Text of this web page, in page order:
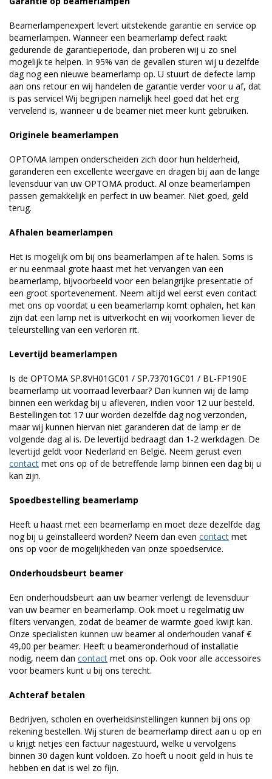
Beamerlampenexpert levert uitstekende garantie en service op
beamerlampen. Wanneer een beamerlamp defect raakt
gedurende de garantieperiode, dan proberen wij u zo snel
mogelijk te helpen. In 95% van de gevallen sturen wij u dezelfde
dag nog een nieuwe beamerlamp op. U stuurt de defecte lamp
aan ons retour en wij handelen de garantie verder voor u af, dat
is pas service! Wij begrijpen namelijk heel goed dat het erg
vervelend is, wanneer u de beamer niet meer kunt gebruiken.
Originele beamerlampen
OPTOMA lampen onderscheiden zich door hun helderheid,
garanderen een excellente weergave en dragen bij aan de lange
levensduur van uw OPTOMA product. Al onze beamerlampen
passen gemakkelijk en perfect in uw beamer. Niet goed, geld
terug.
Afhalen beamerlampen
Het is mogelijk om bij ons beamerlampen af te halen. Soms is
er nu eenmaal grote haast met het vervangen van een
beamerlamp, bijvoorbeeld voor een belangrijke presentatie of
een groot sportevenement. Neem altijd wel eerst even contact
met ons op voordat u een beamerlamp komt ophalen, het kan
zijn dat een lamp net is uitverkocht en wij voorkomen liever de
teleurstelling van een verloren rit.
Levertijd beamerlampen
Is de OPTOMA SP.8VH01GC01 / SP.73701GC01 / BL-FP190E
beamerlamp uit voorraad leverbaar? Dan kunnen wij de lamp
binnen een werkdag bij u afleveren, indien voor 12 uur besteld.
Bestellingen tot 17 uur worden dezelfde dag nog verzonden,
maar wij kunnen hiervan niet garanderen dat de lamp er de
volgende dag al is. De levertijd bedraagt dan 1-2 werkdagen. De
levertijd geldt voor Nederland en België. Neem gerust even
contact met ons op of de betreffende lamp binnen een dag bij u
kan zijn.
Spoedbestelling beamerlamp
Heeft u haast met een beamerlamp en moet deze dezelfde dag
nog bij u geïnstalleerd worden? Neem dan even contact met
ons op voor de mogelijkheden van onze spoedservice.
Onderhoudsbeurt beamer
Een onderhoudsbeurt aan uw beamer verlengt de levensduur
van uw beamer en beamerlamp. Ook moet u regelmatig uw
filters vervangen, zodat de beamer de warmte goed kwijt kan.
Onze specialisten kunnen uw beamer al onderhouden vanaf €
49,00 per beamer. Heeft u beameronderhoud of installatie
nodig, neem dan contact met ons op. Ook voor alle accessoires
voor beamers kunt u bij ons terecht.
Achteraf betalen
Bedrijven, scholen en overheidsinstellingen kunnen bij ons op
rekening bestellen. Wij sturen de beamerlamp direct aan u op en
u krijgt netjes een factuur nagestuurd, welke u vervolgens
binnen 30 dagen kunt voldoen. Zo hoeft u nooit geld in huis te
hebben en dat is wel zo fijn.